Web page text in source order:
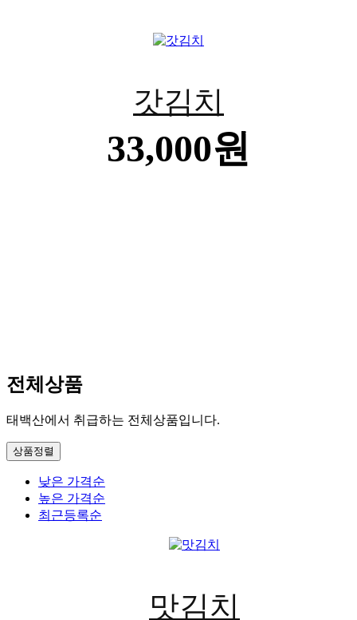
갓김치
33,000원
전체 상품
태백산에서 취급하는 전체상품입니다.
상품정렬
낮은 가격순
높은 가격순
최근등록순
맛김치